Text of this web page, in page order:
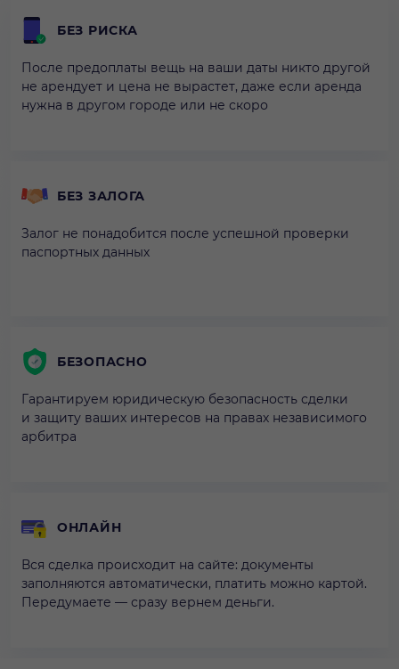
БЕЗ РИСКА
После предоплаты вещь на ваши даты никто другой
не арендует и цена не вырастет, даже если аренда
нужна в другом городе или не скоро
БЕЗ ЗАЛОГА
Залог не понадобится после успешной проверки
паспортных данных
БЕЗОПАСНО
Гарантируем юридическую безопасность сделки
и защиту ваших интересов на правах независимого
арбитра
ОНЛАЙН
Вся сделка происходит на сайте: документы
заполняются автоматически, платить можно картой.
Передумаете — сразу вернем деньги.